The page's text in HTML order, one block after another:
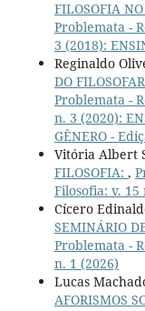
FILOSOFIA
Problemata -
3 (2018):
Reginaldo
DO
Problemata -
n. 3 (2020):
GÊNERO -
Vitória Albert
FILOSOFIA: ,
Filosofia: v. 15
Cícero
SEMINÁRIO
Problemata -
n. 1 (2026)
Lucas
AFORISMOS